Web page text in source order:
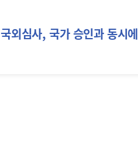
국외심사, 국가 승인과 동시에